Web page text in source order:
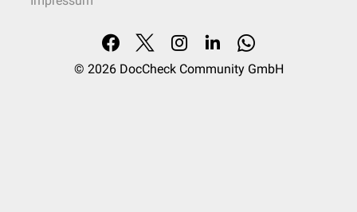
© 2026 DocCheck Community GmbH